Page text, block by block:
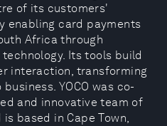
of its customers'
enabling card payments
Africa through
Its tools build
interaction, transforming
YOCO was co-
and innovative team of
based in Cape Town,